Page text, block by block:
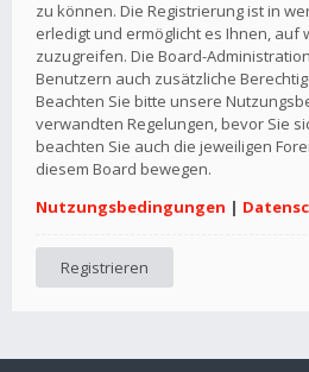
zu können. Die Registrierung ist in
erledigt und ermöglicht es Ihnen, auf
zuzugreifen. Die Board-
Benutzern auch zusätzliche
Beachten Sie bitte unsere
verwandten Regelungen, bevor Sie
beachten Sie auch die jeweiligen
diesem Board bewegen.
Nutzungsbedingungen |
Registrieren